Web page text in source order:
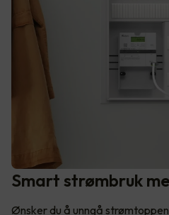
Smart strømbruk
Ønsker du å unngå